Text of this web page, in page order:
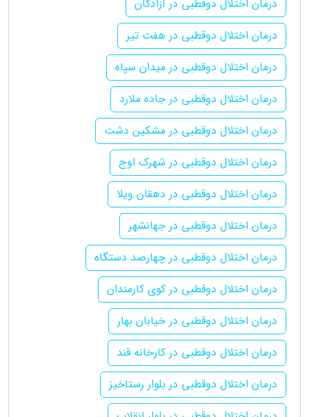
درمان اختلال دوقطبی در آزادگان
درمان اختلال دوقطبی در هفت تیر
درمان اختلال دوقطبی در میدان سپاه
درمان اختلال دوقطبی در جاده ملارد
درمان اختلال دوقطبی در مشکین دشت
درمان اختلال دوقطبی در شهرک اوج
درمان اختلال دوقطبی در دهقان ویلا
درمان اختلال دوقطبی در جهانشهر
درمان اختلال دوقطبی در چهارصد دستگاه
درمان اختلال دوقطبی در کوی کارمندان
درمان اختلال دوقطبی در خیابان بهار
درمان اختلال دوقطبی در کارخانه قند
درمان اختلال دوقطبی در بلوار رستاخیز